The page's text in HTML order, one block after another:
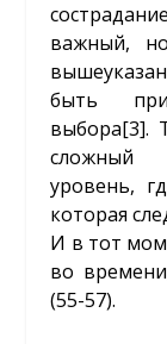
важный,
быть
выбора[3].
сложный
уровень,
которая
И в тот
во
(55-57).